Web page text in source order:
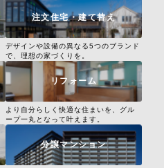
注文住宅・建て替え
デザインや設備の異なる5つのブランド
で、理想の家づくりを。
リフォーム
より自分らしく快適な住まいを、グル
ープ一丸となって叶えます。
分譲マンション